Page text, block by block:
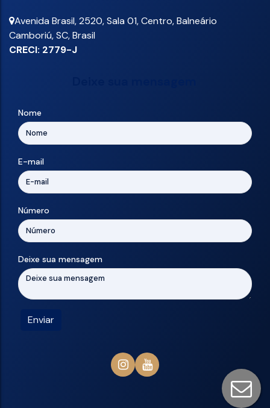
Avenida Brasil,2520,Sala 01,Centro,Balneário
Camboriú,SC,Brasil
CRECI: 2779-J
Nome
E-mail
Número
Deixe sua mensagem